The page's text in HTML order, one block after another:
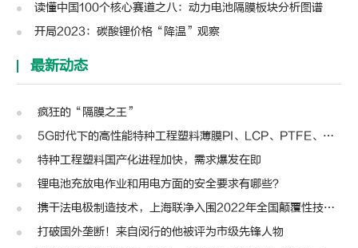
读懂中国100个核心赛道之八：动力电池隔膜板块分析图谱
开局2023：碳酸锂价格“降温”观察
最新动态
疯狂的“隔膜之王”
5G时代下的高性能特种工程塑料薄膜PI、LCP、PTFE、PPS、PEEK、PEN
特种工程塑料国产化进程加快，需求爆发在即
锂电池充放电作业和用电方面的安全要求有哪些？
携干法电极制造技术，上海联净入围2022年全国颠覆性技术创新大赛
打破国外垄断！来自闵行的他被评为市级先锋人物